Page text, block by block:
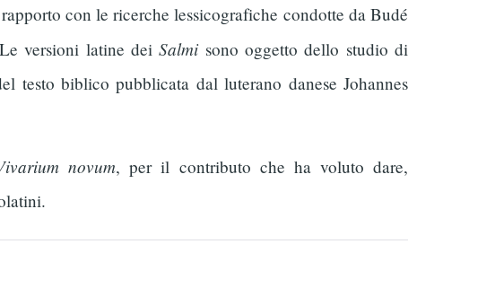
con le ricerche lessicografiche condotte da Budé
versioni latine deiSalmisono oggetto dello studio di
testo biblico pubblicata dal luterano danese Johannes
novum, per il contributo che ha voluto dare,